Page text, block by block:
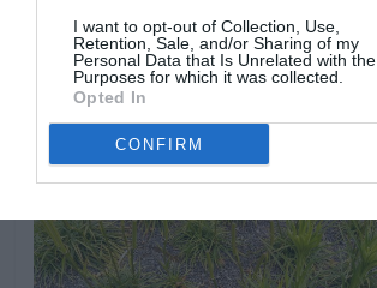
I want to opt-out of Collection, Use,
Retention, Sale, and/or Sharing of my
Personal Data that Is Unrelated with the
Purposes for which it was collected.
Opted In
CONFIRM